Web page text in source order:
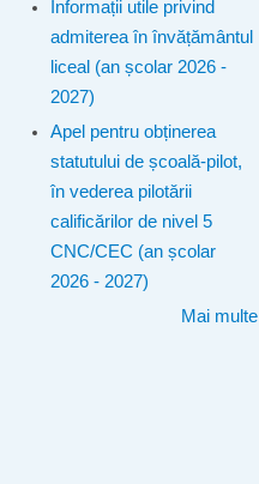
Informații utile privind
admiterea în învățământul
liceal (an școlar 2026 -
2027)
Apel pentru obținerea
statutului de școală-pilot,
în vederea pilotării
calificărilor de nivel 5
CNC/CEC (an școlar
2026 - 2027)
Mai multe